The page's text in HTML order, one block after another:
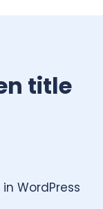
title
WordPress